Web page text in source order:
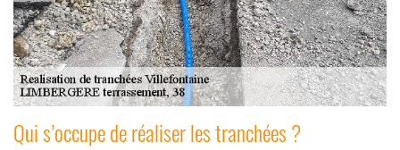
Qui s’occupe de réaliser les tranchées ?